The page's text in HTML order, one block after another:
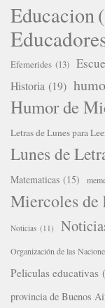
Educacion
Efemerides (13)
Historia (19)
Humor de
Letras de Lunes para
Lunes de
Matematicas (15)
Miercoles de
Noticias (11)
Organización de las
Peliculas educativas
provincia de Buenos